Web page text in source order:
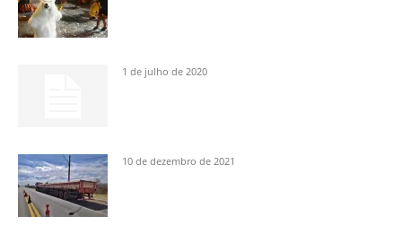
1 de julho de 2020
10 de dezembro de 2021